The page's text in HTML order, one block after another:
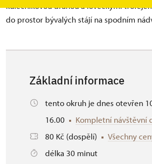
kulečníkovou dráhou a loveckými
do prostor bývalých stájí na spodním
Základní informace
tento okruh je dnes otevřen
16.00
Kompletní návštěvní
80 Kč (dospělí)
Všechny
délka 30 minut